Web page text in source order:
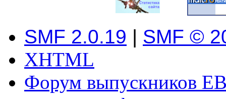
SMF 2.0.19 | SMF ©
XHTML
Форум выпускников